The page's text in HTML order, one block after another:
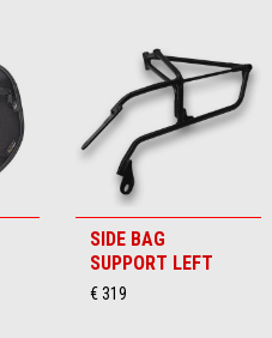
SIDE BAG
SUPPORT LEFT
€ 319